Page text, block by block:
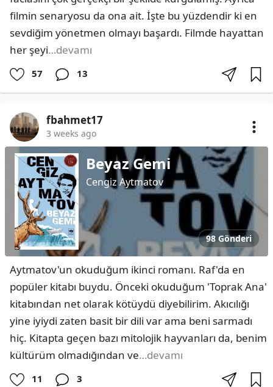
filmin senaryosu da ona ait. İşte bu yüzdendir ki en
sevdiğim yönetmen olmayı başardı. Filmde hayattan
her şeyi…devamı
57 13
fbahmet17
3 weeks ago
Beyaz Gemi
Cengiz Aytmatov
98 Gönderi
Aytmatov'un okuduğum ikinci romanı. Raf'da en
popüler kitabı buydu. Önceki okuduğum 'Toprak Ana'
kitabından net olarak kötüydü diyebilirim. Akıcılığı
yine iyiydi zaten basit bir dili var ama beni sarmadı
hiç. Kitapta geçen bazı mitolojik hayvanları da, benim
kültürüm olmadığından ve…devamı
11 3